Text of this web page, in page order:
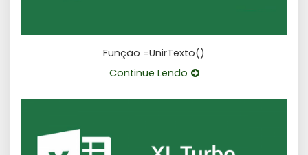
Função =UnirTexto()
Continue Lendo